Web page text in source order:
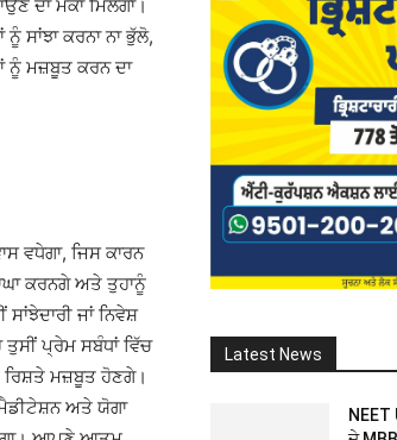
ਦਾ ਮੌਕਾ ਮਿਲੇਗਾ।
ਸਾਂਝਾ ਕਰਨਾ ਨਾ ਭੁੱਲੋ,
ਮਜ਼ਬੂਤ ​​ਕਰਨ ਦਾ
ਵਧੇਗਾ, ਜਿਸ ਕਾਰਨ
ਕਰਨਗੇ ਅਤੇ ਤੁਹਾਨੂੰ
ਜਾਂ ਨਿਵੇਸ਼
ਪ੍ਰੇਮ ਸਬੰਧਾਂ ਵਿੱਚ
ਰਿਸ਼ਤੇ ਮਜ਼ਬੂਤ ​​ਹੋਣਗੇ।
ਅਤੇ ਯੋਗਾ
Latest News